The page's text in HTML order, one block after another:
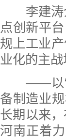
李建涛介
点创新平
规上工业
业化的主战
——以“六
备制造业
长期以来，
河南正着